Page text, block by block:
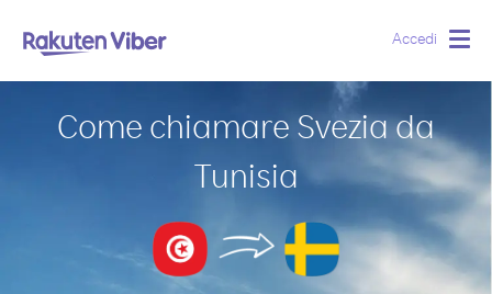
Accedi
Come chiamare Svezia da
Tunisia